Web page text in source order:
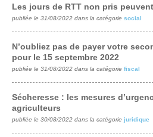
Les jours de RTT non pris
publiée le 31/08/2022 dans la catégorie social
N’oubliez pas de payer votre
pour le 15 septembre 2022
publiée le 31/08/2022 dans la catégorie fiscal
Sécheresse : les mesures
agriculteurs
publiée le 30/08/2022 dans la catégorie juridique